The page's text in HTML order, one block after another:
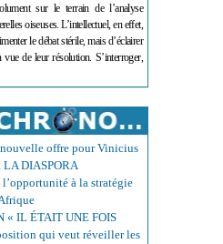
sur le terrain de l’analyse
oiseuses. L’intellectuel, en effet,
le débat stérile, mais d’éclairer
de leur résolution. S’interroger,
offre pour Vinicius
DIASPORA
à la stratégie
« IL ÉTAIT UNE FOIS
qui veut réveiller les